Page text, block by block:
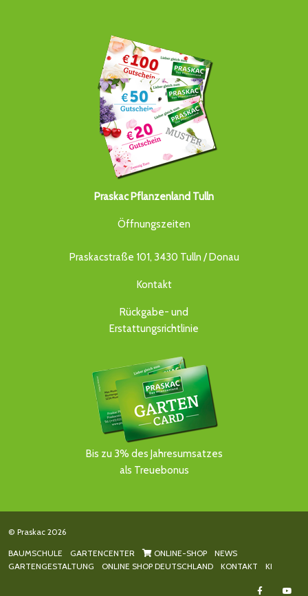
Praskac Pflanzenland Tulln
Öffnungszeiten
Praskacstraße 101, 3430 Tulln / Donau
Kontakt
Rückgabe- und
Erstattungsrichtlinie
Bis zu 3% des Jahresumsatzes
als Treuebonus
© Praskac 2026
BAUMSCHULE GARTENCENTER ONLINE-SHOP
NEWS
GARTENGESTALTUNG
ONLINE SHOP DEUTSCHLAND KONTAKT KI